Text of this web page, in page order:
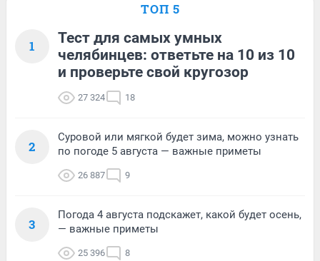
ТОП 5
1
Тест для самых умных
челябинцев: ответьте на 10 из 10
и проверьте свой кругозор
27 324 18
2
Суровой или мягкой будет зима, можно узнать
по погоде 5 августа — важные приметы
26 887 9
3
Погода 4 августа подскажет, какой будет осень,
— важные приметы
25 396 8